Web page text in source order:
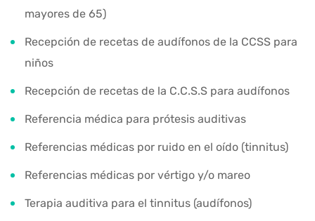
mayores de 65)
Recepción de recetas de audífonos de la CCSS para
niños
Recepción de recetas de la C.C.S.S para audífonos
Referencia médica para prótesis auditivas
Referencias médicas por ruido en el oído (tinnitus)
Referencias médicas por vértigo y/o mareo
Terapia auditiva para el tinnitus (audífonos)